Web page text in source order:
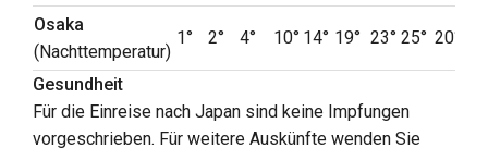
Osaka
(Nachttemperatur)
1° 2° 4° 10° 14° 19° 23° 25° 20°
Gesundheit
Für die Einreise nach Japan sind keine Impfungen
vorgeschrieben. Für weitere Auskünfte wenden Sie